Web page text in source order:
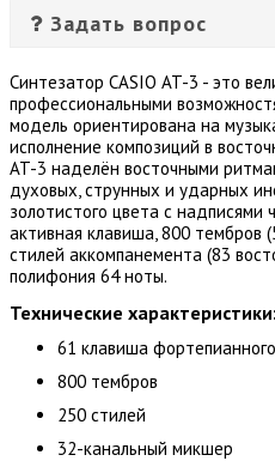
Задать вопрос
Синтезатор CASIO AT-3 - это
профессиональными
модель ориентирована на
исполнение композиций в
AT-3 наделён восточными
духовых, струнных и ударных
золотистого цвета с надписями
активная клавиша, 800 тембров
стилей аккомпанемента (83
полифония 64 ноты.
Технические характеристики:
61 клавиша
800 тембров
250 стилей
32-канальный микшер